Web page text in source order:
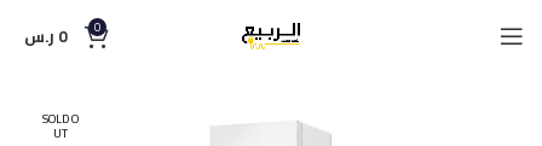
0
0 ر.س
SOLD O
UT